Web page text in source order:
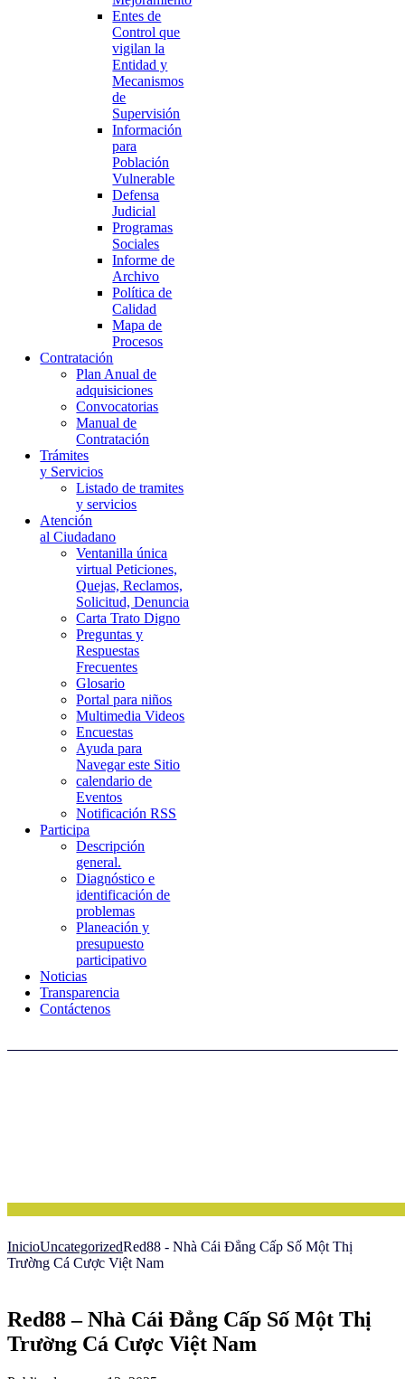
Entes de
Control que
vigilan la
Entidad y
Mecanismos
de
Supervisión
Información
para
Población
Vulnerable
Defensa
Judicial
Programas
Sociales
Informe de
Archivo
Política de
Calidad
Mapa de
Procesos
Contratación
Plan Anual de
adquisiciones
Convocatorias
Manual de
Contratación
Trámites
y Servicios
Listado de tramites
y servicios
Atención
al Ciudadano
Ventanilla única
virtual Peticiones,
Quejas, Reclamos,
Solicitud, Denuncia
Carta Trato Digno
Preguntas y
Respuestas
Frecuentes
Glosario
Portal para niños
Multimedia Videos
Encuestas
Ayuda para
Navegar este Sitio
calendario de
Eventos
Notificación RSS
Participa
Descripción
general.
Diagnóstico e
identificación de
problemas
Planeación y
presupuesto
participativo
Noticias
Transparencia
Contáctenos
InicioUncategorizedRed88 - Nhà Cái Đẳng Cấp Số Một Thị
Trường Cá Cược Việt Nam
Red88 – Nhà Cái Đẳng Cấp Số Một Thị
Trường Cá Cược Việt Nam